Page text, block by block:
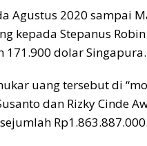
Agustus 2020 sampai
kepada Stepanus
dolar Singapura.
uang tersebut di
dan Rizky Cinde
Rp1.863.887.000.